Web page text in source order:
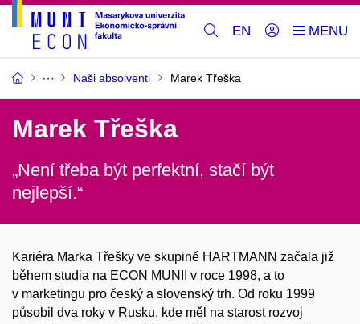
EN
Naši absolventi Marek Třeška
Marek Třeška
„Není třeba být perfektní, stačí být
nejlepší.“
Kariéra Marka Třešky ve skupině HARTMANN začala již
během studia na ECON MUNII v roce 1998, a to
v marketingu pro český a slovenský trh. Od roku 1999
působil dva roky v Rusku, kde měl na starost rozvoj